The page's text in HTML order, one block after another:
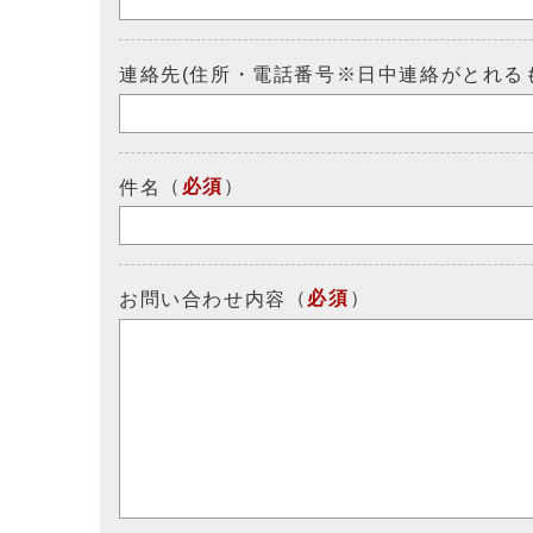
連絡先(住所・電話番号※日中連絡がとれる
件名 （ 必須 ）
お問い合わせ内容 （ 必須 ）